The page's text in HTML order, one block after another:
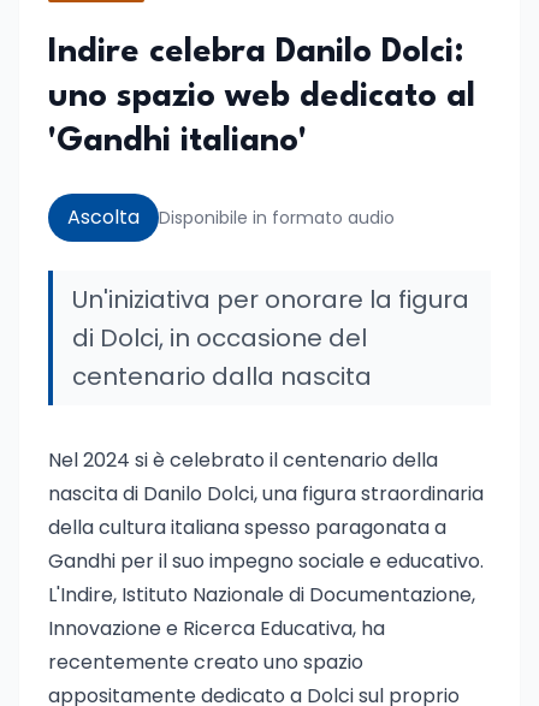
Indire celebra Danilo Dolci:
uno spazio web dedicato al
'Gandhi italiano'
Ascolta Disponibile in formato audio
Un'iniziativa per onorare la figura
di Dolci, in occasione del
centenario dalla nascita
Nel 2024 si è celebrato il centenario della
nascita di Danilo Dolci, una figura straordinaria
della cultura italiana spesso paragonata a
Gandhi per il suo impegno sociale e educativo.
L'Indire, Istituto Nazionale di Documentazione,
Innovazione e Ricerca Educativa, ha
recentemente creato uno spazio
appositamente dedicato a Dolci sul proprio